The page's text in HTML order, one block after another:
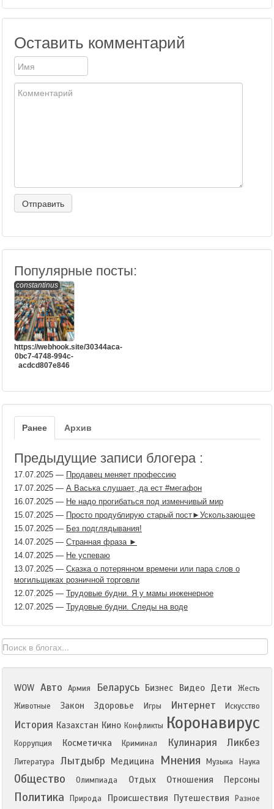
Оставить комментарий
Популярные посты:
constantinus
https://webhook.site/30344aca-
0bc7-4748-994c-
acdcd807e846
Ранее Архив
Предыдущие записи блогера :
17.07.2025 — Продавец меняет профессию
17.07.2025 — А Васька слушает, да ест #мегафон
16.07.2025 — Не надо прогибаться под изменчивый мир
15.07.2025 — Просто продублирую старый пост►Ускользающее
15.07.2025 — Без подглядывания!
14.07.2025 — Странная фраза ►
14.07.2025 — Не успеваю
13.07.2025 — Сказка о потерянном времени или пара слов о
могильщиках розничной торговли
12.07.2025 — Трудовые будни. Я у мамы инженерное
12.07.2025 — Трудовые будни. Следы на воде
WOW Авто Армия Беларусь Бизнес Видео Дети
Жесть
Животные
Закон Здоровье Игры Интернет Искусство
История Казахстан Кино Конфликты Коронавирус
Коррупция Косметичка Криминал Кулинария Ликбез
Литература Лытдыбр Медицина Мнения Музыка Наука
Общество Олимпиада Отдых Отношения Персоны
Политика Природа Происшествия Путешествия Разное